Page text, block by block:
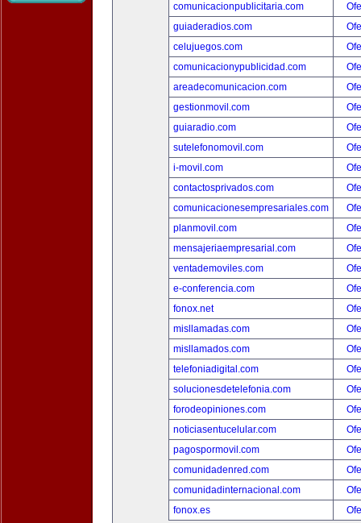
comunicacionpublicitaria.com
guiaderadios.com
celujuegos.com
comunicacionypublicidad.com
areadecomunicacion.com
gestionmovil.com
guiaradio.com
sutelefonomovil.com
i-movil.com
contactosprivados.com
comunicacionesempresariales.com
planmovil.com
mensajeriaempresarial.com
ventademoviles.com
e-conferencia.com
fonox.net
misllamadas.com
misllamados.com
telefoniadigital.com
solucionesdetelefonia.com
forodeopiniones.com
noticiasentucelular.com
pagospormovil.com
comunidadenred.com
comunidadinternacional.com
fonox.es